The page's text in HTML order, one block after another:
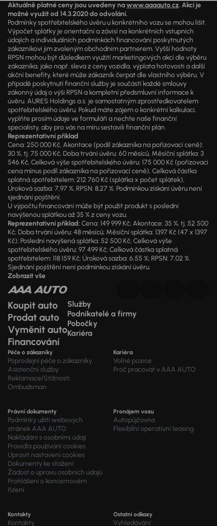
Aktuálně platné ceny jsou uvedeny nawww.aaaauto.cz. Akci je
možné využít od 14.3.2020 do odvolání.
Podmínky spotřebitelského úvěru u konkrétního vozu se mohou lišit.
Výpočet splátky je orientační a závisí na konkrétních vstupních
údajích a individuálních podmínkách financování poskytnutých
zákazníkovi jim zvoleným obchodním partnerem. Vyšší hodnoty
RPSN mohou být důsledkem využití marketingových akcí dle výběru
zákazníka, jako např. sleva z ceny vozidla, výplata hotovosti a další
akční benefity, které může zákazník čerpat dle vlastního výběru. V
případě poskytnutí finanční služby je součástí každé smlouvy
zákonný údaj o výši RPSN a kompletní předsmluvní informace k
úvěru. AURES Holdings a.s. je samostatným zprostředkovatelem
spotřebitelského úvěru. Pokud máte zájem o konkrétní kalkulaci,
vyplňte prosím údaje ve formuláři a nechte naše finanční
specialisty, aby pro vás na míru sestavili finanční plán.
Reprezentativní příklad
Cena: 250 000 Kč, Akontace (podíl zákazníka na pořizovací ceně):
30 %, tj. 75 000 Kč, Doba trvání úvěru: 60 měsíců, Měsíční splátka: 3
546 Kč, Celková výše spotřebitelského úvěru: 175 000 Kč (pořizovací
cena mínus podíl zákazníka na pořizovací ceně), Celková částka
splatná spotřebitelem: 212 760 Kč (splátka x počet splátek),
Úroková sazba: 7,97 %, RPSN: 8,27 %. Podmínkou získání úvěru není
sjednání pojištění.
U výpočtu financování může být použit produkt s poslední
navýšenou splátkou až 35 % z ceny vozu.
Reprezentativní příklad:Cena: 149 999 Kč; Akontace: 35 %, tj. 52 500
Kč; Doba trvání úvěru: 48 měsíců; Měsíční splátka: 1397 Kč (47 x 1397
Kč); Poslední navýšená splátka: 52 500 Kč; Celková výše
spotřebitelského úvěru: 97 499 Kč; Celková částka splatná
spotřebitelem: 118 159 Kč; Úroková sazba: 6,55 %; RPSN: 7,02 %.
Sjednání pojištění není podmínkou získání úvěru.
Zobrazit vše
Koupit auto
Prodat auto
Vyměnit auto
Financování
Služby
Podnikatelé a firmy
Pobočky
Kariéra
Péče o zákazníky
Poprodejní péče o zákazníky
Asistenční služby
Reklamace/Stížnosti
Ombudsman
Kariéra
Volné pozice
Proč pracovat v AAA AUTO
Právní dokumenty
Podmínky užití webových
stránek AAA AUTO
Nakládání s osobními údaji
Pravidla používání cookies
Upravit nastavení cookies
Dokumenty ke stažení
Žádost o úpravu osobních údajů
Prohlášení o koncernovém
řízení
Pronájem vozu
Autopůjčovna
Flexibilní operativní leasing
Kontakty
Kontakty
Ostatní odkazy
Vyhledávání